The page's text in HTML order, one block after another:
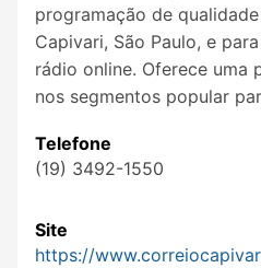
programação de
Capivari, São Paulo, e
rádio online. Oferece uma
nos segmentos popular
Telefone
(19) 3492-1550
Site
https://